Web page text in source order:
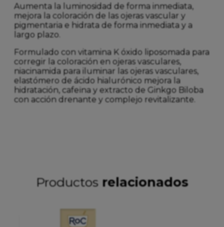
Aumenta la luminosidad de forma inmediata,
mejora la coloración de las ojeras vascular y
pigmentaria e hidrata de forma inmediata y a
largo plazo.
Formulado con vitamina K óxido liposomada para
corregir la coloración en ojeras vasculares,
niacinamida para iluminar las ojeras vasculares,
elastómero de ácido hialurónico mejora la
hidratación, cafeïna y extracto de Ginkgo Biloba
con acción drenante y complejo revitalizante.
Productos relacionados